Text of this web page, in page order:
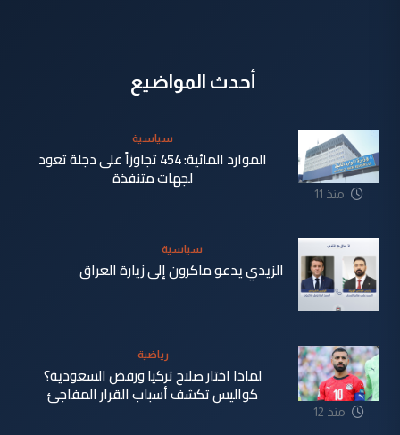
أحدث المواضيع
منذ 11
سياسية
الموارد المائية: 454 تجاوزاً على دجلة تعود
لجهات متنفذة
ساعة
سياسية
الزيدي يدعو ماكرون إلى زيارة العراق
منذ 12
رياضية
لماذا اختار صلاح تركيا ورفض السعودية؟
كواليس تكشف أسباب القرار المفاجئ